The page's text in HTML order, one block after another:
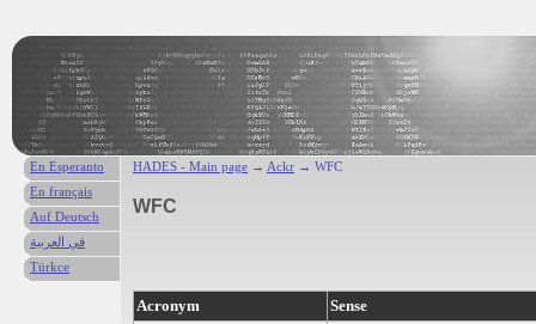
HADES - Main page → Ackr → WFC
WFC
Acronym
Sense
En Esperanto
En français
Auf Deutsch
في العربية
Türkce